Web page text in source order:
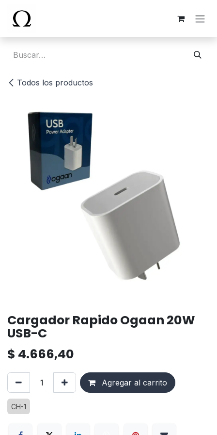
Todos los productos
Cargador Rapido Ogaan 20W
USB-C
$ 4.666,40
Agregar al carrito
CH-1